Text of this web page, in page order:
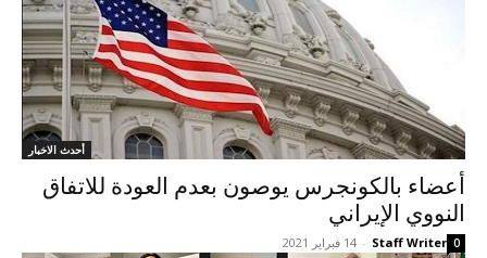
أحدث الاخبار
أعضاء بالكونجرس يوصون بعدم العودة للاتفاق
النووي الإيراني
Staff Writer
- 14 فبراير 2021 0